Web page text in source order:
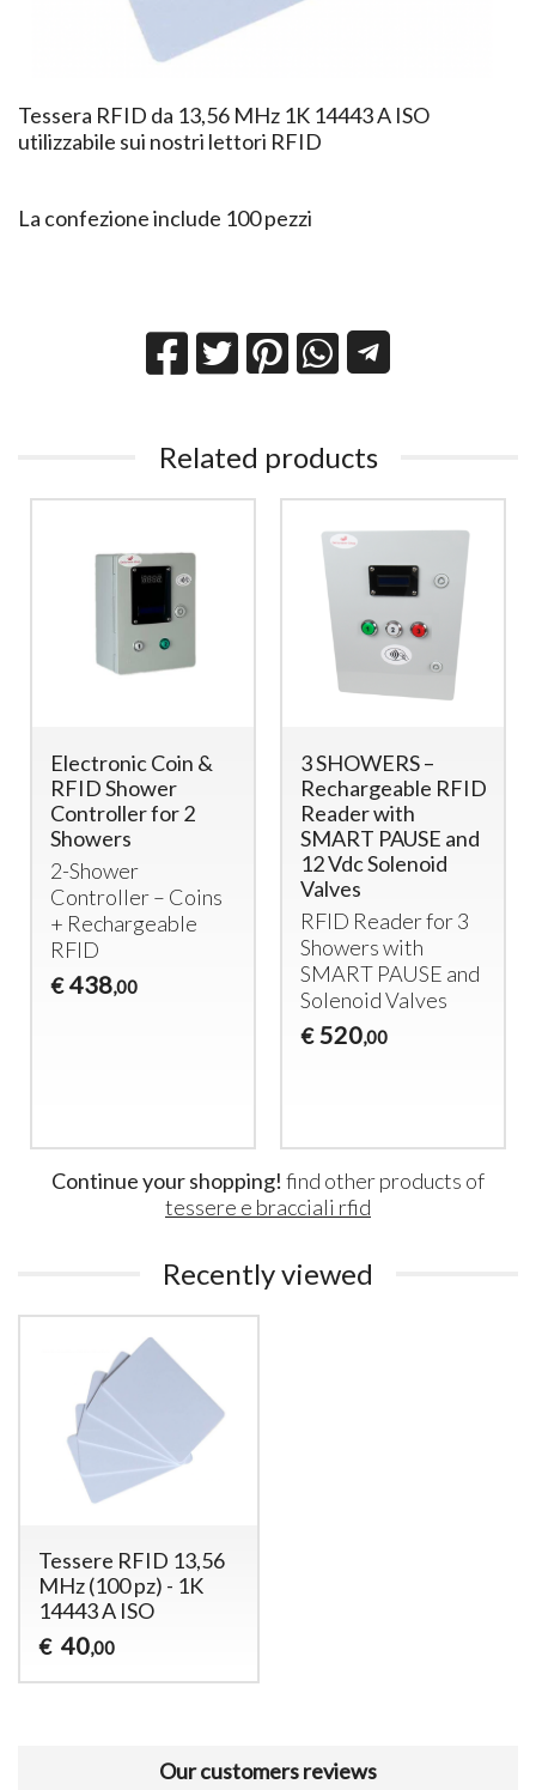
Tessera RFID da 13,56 MHz 1K 14443 A ISO
utilizzabile sui nostri lettori RFID
La confezione include 100 pezzi
Related products
Electronic Coin &
RFID Shower
Controller for 2
Showers
2-Shower
Controller – Coins
+ Rechargeable
RFID
€ 438,00
3 SHOWERS –
Rechargeable RFID
Reader with
SMART PAUSE and
12 Vdc Solenoid
Valves
RFID Reader for 3
Showers with
SMART PAUSE and
Solenoid Valves
€ 520,00
Continue your shopping! find other products of
tessere e bracciali rfid
Recently viewed
Tessere RFID 13,56
MHz (100 pz) - 1K
14443 A ISO
€ 40,00
Our customers reviews